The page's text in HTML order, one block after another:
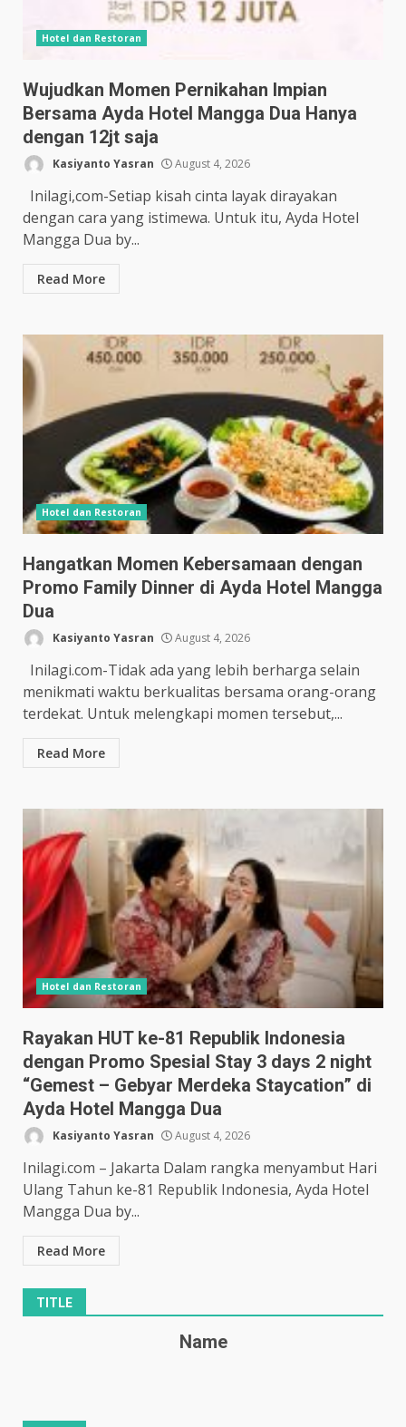
Hotel dan Restoran
Wujudkan Momen Pernikahan Impian
Bersama Ayda Hotel Mangga Dua Hanya
dengan 12jt saja
Kasiyanto Yasran August 4, 2026
Inilagi,com-Setiap kisah cinta layak dirayakan
dengan cara yang istimewa. Untuk itu, Ayda Hotel
Mangga Dua by...
Read More
Hotel dan Restoran
Hangatkan Momen Kebersamaan dengan
Promo Family Dinner di Ayda Hotel Mangga
Dua
Kasiyanto Yasran August 4, 2026
Inilagi.com-Tidak ada yang lebih berharga selain
menikmati waktu berkualitas bersama orang-orang
terdekat. Untuk melengkapi momen tersebut,...
Read More
Hotel dan Restoran
Rayakan HUT ke-81 Republik Indonesia
dengan Promo Spesial Stay 3 days 2 night
“Gemest – Gebyar Merdeka Staycation” di
Ayda Hotel Mangga Dua
Kasiyanto Yasran August 4, 2026
Inilagi.com – Jakarta Dalam rangka menyambut Hari
Ulang Tahun ke-81 Republik Indonesia, Ayda Hotel
Mangga Dua by...
Read More
TITLE
Name